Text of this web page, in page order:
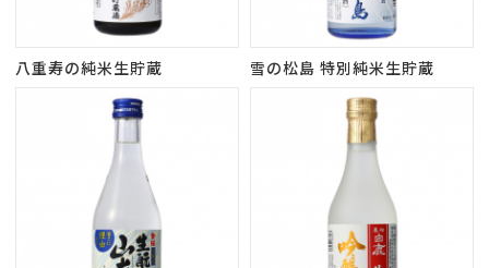
八重寿の純米生貯蔵 雪の松島 特別純米生貯蔵